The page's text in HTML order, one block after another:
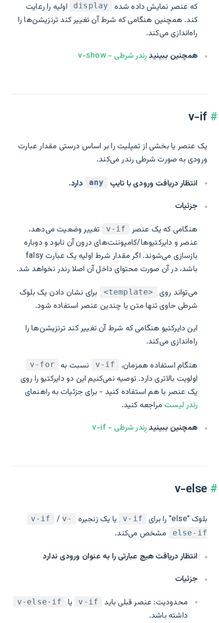
که عنصر نمایش داده شده
display
اولیه را رعایت
کند. همچنین هنگامی که شرط آن تغییر کند ترنزیشن‌‌ها را
راه‌اندازی می‌کند.
همچنین ببینید رِندر شرطی - v-show
v-if
یک عنصر یا بخشی از تمپلیت را بر اساس درستی مقدار عبارت
ورودی به صورت شرطی رندر می‌کند.
انتظار دریافت ورودی با تایپ
any
دارد.
جزئیات
هنگامی که یک عنصر
v-if
تغییر وضعیت می‌دهد،
عنصر و دایرکتیوها/کامپوننت‌های درون آن نابود و دوباره
بازسازی می‌شوند. اگر مقدار شرط اولیه یک عبارت falsy
باشد، در آن صورت محتوای داخل آن اصلا رندر نخواهد شد.
می‌تواند روی
<template>
برای نشان دادن یک بلوک
شرطی حاوی تنها متن یا چندین عنصر استفاده شود.
این دایرکتیو هنگامی که شرط آن تغییر کند ترنزیشن‌ها را
راه‌اندازی می‌کند.
هنگام استفاده همزمان،
v-if نسبت به v-for
اولویت بالاتری دارد. توصیه نمی‌کنیم این دو دایرکتیو را روی
یک عنصر با هم استفاده کنید - برای جزئیات به راهنمای
رندر لیست مراجعه کنید.
همچنین ببینید رِندر شرطی - v-if
v-else
بلوک "else" را برای v-if یا یک زنجیره v-if / v-
else-if
مشخص می‌کند.
انتظار دریافت هیچ عبارتی را به عنوان ورودی ندارد
جزئیات
محدودیت: عنصر قبلی باید
v-if یا v-else-if
داشته باشد.